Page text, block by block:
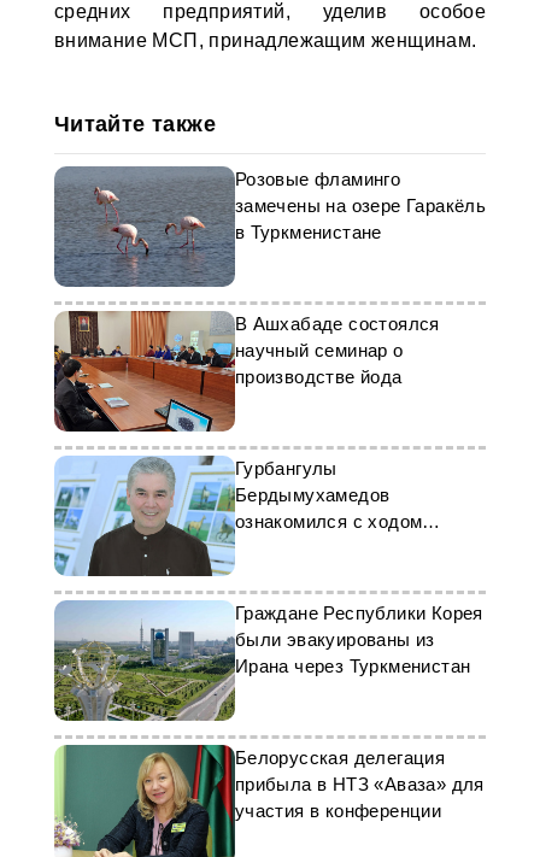
средних предприятий, уделив особое
внимание МСП, принадлежащим женщинам.
Читайте также
Розовые фламинго
замечены на озере Гаракёль
в Туркменистане
В Ашхабаде состоялся
научный семинар о
производстве йода
Гурбангулы
Бердымухамедов
ознакомился с ходом
строительства мечети в
городе Аркадаг
Граждане Республики Корея
были эвакуированы из
Ирана через Туркменистан
Белорусская делегация
прибыла в НТЗ «Аваза» для
участия в конференции